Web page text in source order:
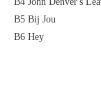
B5 Bij Jou
B6 Hey